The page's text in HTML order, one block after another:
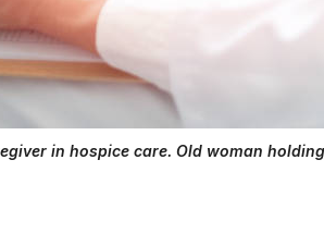
in hospice care. Old woman